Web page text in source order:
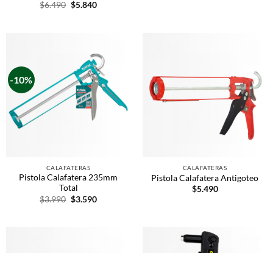
$6.490 $5.840
-10%
CALAFATERAS
Pistola Calafatera 235mm
Total
$3.990 $3.590
CALAFATERAS
Pistola Calafatera Antigoteo
$5.490